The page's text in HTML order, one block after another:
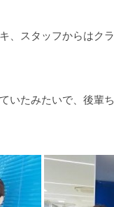
、スタッフからはク
いたみたいで、後